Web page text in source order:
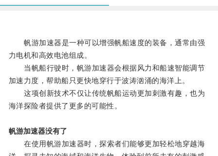
帆游加速器是一种可以增强帆船速度的装备，通常由强
力电机和高效电池组成。
当帆船行驶时，帆游加速器会根据风力和船速智能调节
加速力度，帮助船只更快地穿行于波涛汹涌的海洋上。
这项创新技术不仅让传统帆船运动更加刺激有趣，也为
海洋探险者提供了更多的可能性。
帆游加速器没有了
在使用帆游加速器时，探索者们能够更加轻松地穿越海